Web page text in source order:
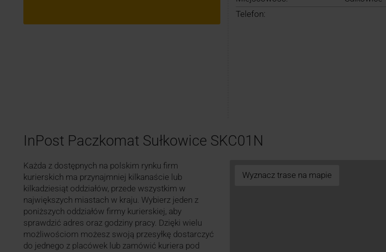
Telefon:
InPost Paczkomat Sułkowice SKC01N
Każda z dostępnych na polskim rynku firm
kurierskich ma przynajmniej kilkanaście lub
kilkadziesiąt oddziałów, przede wszystkim w
największych miastach w kraju. Wybierz jeden z
poniższych oddziałów firmy kurierskiej, aby
sprawdzić adres oraz godziny pracy. Dzięki wielu
możliwościom możesz swoją przesyłkę dostarczyć
do jednego z placówek lub zamówić kuriera pod
Wyznacz trase na mapie